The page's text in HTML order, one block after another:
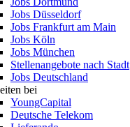
Jobs Düsseldorf
Jobs Frankfurt am Main
Jobs Köln
Jobs München
Stellenangebote nach Stadt
Jobs Deutschland
bei
YoungCapital
Deutsche Telekom